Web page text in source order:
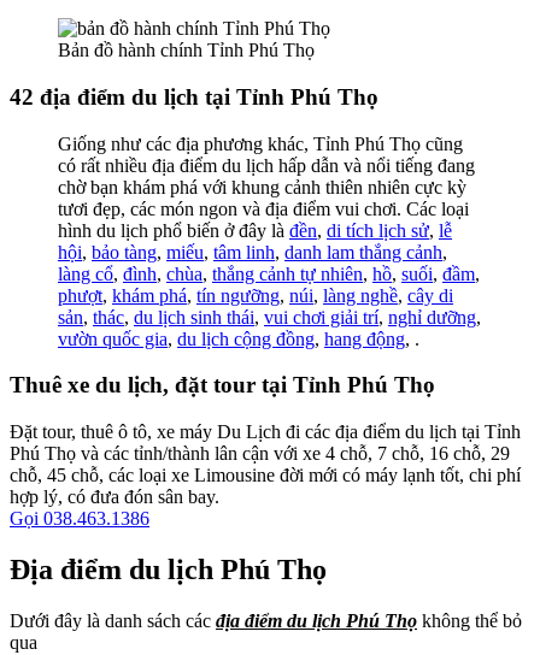
Bản đồ hành chính Tỉnh Phú Thọ
42 địa điểm du lịch tại Tỉnh Phú Thọ
Giống như các địa phương khác, Tỉnh Phú Thọ cũng
có rất nhiều địa điểm du lịch hấp dẫn và nổi tiếng đang
chờ bạn khám phá với khung cảnh thiên nhiên cực kỳ
tươi đẹp, các món ngon và địa điểm vui chơi. Các loại
hình du lịch phổ biến ở đây là đền, di tích lịch sử, lễ
hội, bảo tàng, miếu, tâm linh, danh lam thắng cảnh,
làng cổ, đình, chùa, thắng cảnh tự nhiên, hồ, suối, đầm,
phượt, khám phá, tín ngưỡng, núi, làng nghề, cây di
sản, thác, du lịch sinh thái, vui chơi giải trí, nghỉ dưỡng,
vườn quốc gia, du lịch cộng đồng, hang động, .
Thuê xe du lịch, đặt tour tại Tỉnh Phú Thọ
Đặt tour, thuê ô tô, xe máy Du Lịch đi các địa điểm du lịch tại Tỉnh
Phú Thọ và các tỉnh/thành lân cận với xe 4 chỗ, 7 chỗ, 16 chỗ, 29
chỗ, 45 chỗ, các loại xe Limousine đời mới có máy lạnh tốt, chi phí
hợp lý, có đưa đón sân bay.
Gọi 038.463.1386
Địa điểm du lịch Phú Thọ
Dưới đây là danh sách các địa điểm du lịch Phú Thọ không thể bỏ
qua